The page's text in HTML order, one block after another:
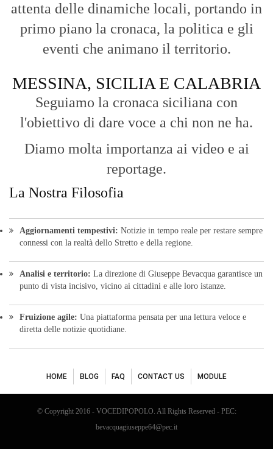
attenta delle dinamiche locali, portando in
primo piano la cronaca, la politica e gli
eventi che animano il territorio.
MESSINA, SICILIA E CALABRIA
Seguiamo la cronaca siciliana con
l'obiettivo di dare voce a chi non ne ha.
Diamo molta importanza ai video e ai
reportage.
La Nostra Filosofia
Aggiornamenti tempestivi: Notizie in tempo reale per restare sempre
connessi con la realtà dello Stretto e della regione.
Analisi e territorio: La direzione di Giuseppe Bevacqua garantisce un
punto di vista incisivo, vicino ai cittadini e alle loro istanze.
Fruizione agile: Una piattaforma pensata per una lettura veloce e
diretta delle notizie quotidiane.
HOME BLOG FAQ CONTACT US MODULE
© Copyright 2016 - VOCEDIPOPOLO. All Rights Reserved - PEC:
bevacquagiuseppe64@pec.it